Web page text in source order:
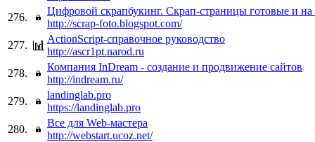
276.
Цифровой скрапбукинг. Скрап-страницы готовые и на
http://scrap-foto.blogspot.com/
277.
ActionScript-справочное руководство
http://ascr1pt.narod.ru
278.
Компания InDream - создание и продвижение сайтов
http://indream.ru/
279.
landinglab.pro
https://landinglab.pro
280.
Все для Web-мастера
http://webstart.ucoz.net/